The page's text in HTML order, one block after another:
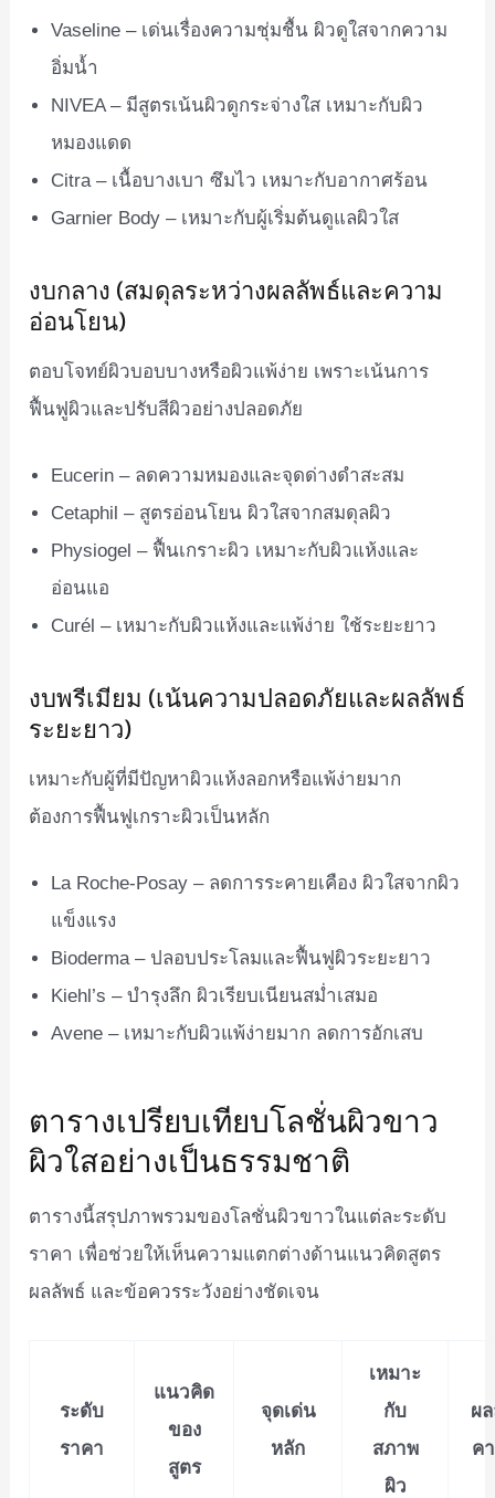
Vaseline – เด่นเรื่องความชุ่มชื้น ผิวดูใสจากความ
อิ่มน้ำ
NIVEA – มีสูตรเน้นผิวดูกระจ่างใส เหมาะกับผิว
หมองแดด
Citra – เนื้อบางเบา ซึมไว เหมาะกับอากาศร้อน
Garnier Body – เหมาะกับผู้เริ่มต้นดูแลผิวใส
งบกลาง (สมดุลระหว่างผลลัพธ์และความ
อ่อนโยน)
ตอบโจทย์ผิวบอบบางหรือผิวแพ้ง่าย เพราะเน้นการ
ฟื้นฟูผิวและปรับสีผิวอย่างปลอดภัย
Eucerin – ลดความหมองและจุดด่างดำสะสม
Cetaphil – สูตรอ่อนโยน ผิวใสจากสมดุลผิว
Physiogel – ฟื้นเกราะผิว เหมาะกับผิวแห้งและ
อ่อนแอ
Curél – เหมาะกับผิวแห้งและแพ้ง่าย ใช้ระยะยาว
งบพรีเมียม (เน้นความปลอดภัยและผลลัพธ์
ระยะยาว)
เหมาะกับผู้ที่มีปัญหาผิวแห้งลอกหรือแพ้ง่ายมาก
ต้องการฟื้นฟูเกราะผิวเป็นหลัก
La Roche-Posay – ลดการระคายเคือง ผิวใสจากผิว
แข็งแรง
Bioderma – ปลอบประโลมและฟื้นฟูผิวระยะยาว
Kiehl’s – บำรุงลึก ผิวเรียบเนียนสม่ำเสมอ
Avene – เหมาะกับผิวแพ้ง่ายมาก ลดการอักเสบ
ตารางเปรียบเทียบโลชั่นผิวขาว
ผิวใสอย่างเป็นธรรมชาติ
ตารางนี้สรุปภาพรวมของโลชั่นผิวขาวในแต่ละระดับ
ราคา เพื่อช่วยให้เห็นความแตกต่างด้านแนวคิดสูตร
ผลลัพธ์ และข้อควรระวังอย่างชัดเจน
ระดับ
ราคา
แนวคิด
ของ
สูตร
จุดเด่น
หลัก
เหมาะ
กับ
สภาพ
ผิว
ผ
ค